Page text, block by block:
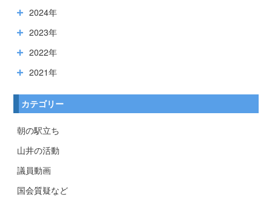
2024年
2023年
2022年
2021年
カテゴリー
朝の駅立ち
山井の活動
議員動画
国会質疑など